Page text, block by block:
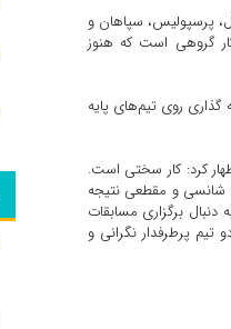
پرسپولیس، سپاهان و
گروهی است که هنوز
روی تیم‌های پایه
کرد: کار سختی است.
شانسی و مقطعی نتیجه
برگزاری مسابقات
پرطرفدار نگرانی و